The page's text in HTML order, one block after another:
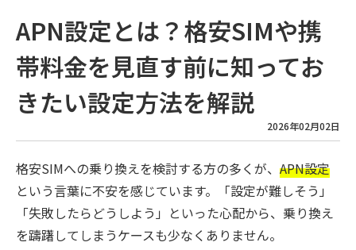
APN設定とは？格安SIMや携
帯料金を見直す前に知ってお
きたい設定方法を解説
2026年02月02日
格安SIMへの乗り換えを検討する方の多くが、 APN設定
という言葉に不安を感じています。「設定が難しそう」
「失敗したらどうしよう」といった心配から、乗り換え
を躊躇してしまうケースも少なくありません。